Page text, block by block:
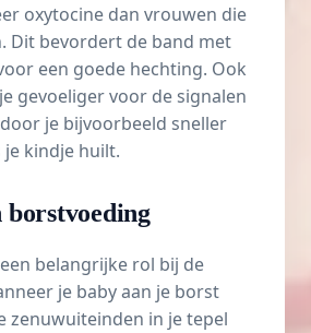
oxytocine dan vrouwen die
Dit bevordert de band met
een goede hechting. Ook
gevoeliger voor de signalen
je bijvoorbeeld sneller
kindje huilt.
borstvoeding
belangrijke rol bij de
je baby aan je borst
zenuwuiteinden in je tepel